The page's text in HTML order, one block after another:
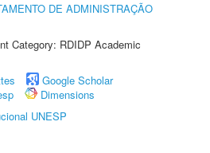
DE ADMINISTRAÇÃO
Category: RDIDP Academic
Google Scholar
Dimensions
UNESP